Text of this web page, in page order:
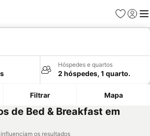
Favoritos
Iniciar
Hóspedes e quartos
2 hóspedes, 1 quarto.
Filtrar Mapa
de Bed & Breakfast em
os resultados